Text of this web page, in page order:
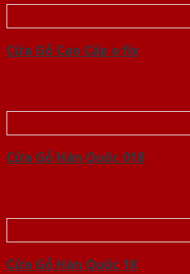
Cửa Gỗ Cao Cấp o fix
Cửa Gỗ Hàn Quốc 018
Cửa Gỗ Hàn Quốc 1K